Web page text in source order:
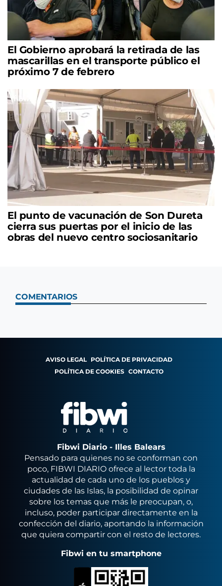
El Gobierno aprobará la retirada de las
mascarillas en el transporte público el
próximo 7 de febrero
El punto de vacunación de Son Dureta
cierra sus puertas por el inicio de las
obras del nuevo centro sociosanitario
COMENTARIOS
AVISO LEGAL POLÍTICA DE PRIVACIDAD
POLÍTICA DE COOKIES CONTACTO
Fibwi Diario - Illes Balears
Pensado para quienes no se conforman con
poco, FIBWI DIARIO ofrece al lector toda la
actualidad de cada uno de los pueblos y
ciudades de las Islas, la posibilidad de opinar
sobre los temas que más le preocupan, o,
incluso, poder participar directamente en la
confección del diario, aportando la información
que quiera compartir con el resto de lectores.
Fibwi en tu smartphone